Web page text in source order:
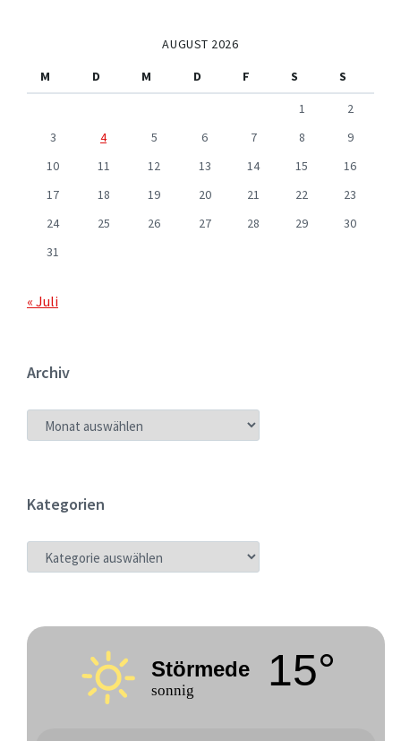
AUGUST 2026
M
D M D F S
S
1
2
3
4 5 6 7 8
9
10
11 12 13 14 15
16
17
18 19 20 21 22
23
24
25 26 27 28 29
30
31
« Juli
Archiv
ARCHIV
Kategorien
KATEGORIEN
Störmede
sonnig 15°